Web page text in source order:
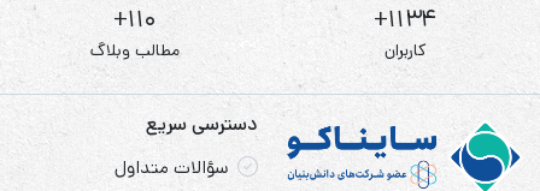
1134+
کاربران
110+
مطالب وبلاگ
دسترسی سریع
سؤالات متداول